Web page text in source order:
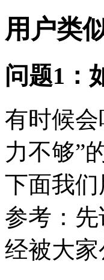
用户类
问题1：
有时候
力不够”
下面我
参考：
经被大